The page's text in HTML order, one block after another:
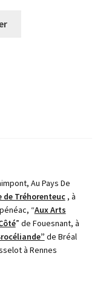
Au Pays De
de Tréhorenteuc, à
“Aux Arts
” de Fouesnant, à
de Bréal
à Rennes